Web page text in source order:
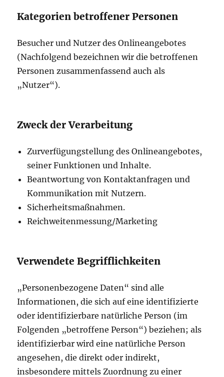
Kategorien betroffener Personen
Besucher und Nutzer des Onlineangebotes
(Nachfolgend bezeichnen wir die betroffenen
Personen zusammenfassend auch als
„Nutzer“).
Zweck der Verarbeitung
Zurverfügungstellung des Onlineangebotes,
seiner Funktionen und Inhalte.
Beantwortung von Kontaktanfragen und
Kommunikation mit Nutzern.
Sicherheitsmaßnahmen.
Reichweitenmessung/Marketing
Verwendete Begrifflichkeiten
„Personenbezogene Daten“ sind alle
Informationen, die sich auf eine identifizierte
oder identifizierbare natürliche Person (im
Folgenden „betroffene Person“) beziehen; als
identifizierbar wird eine natürliche Person
angesehen, die direkt oder indirekt,
insbesondere mittels Zuordnung zu einer